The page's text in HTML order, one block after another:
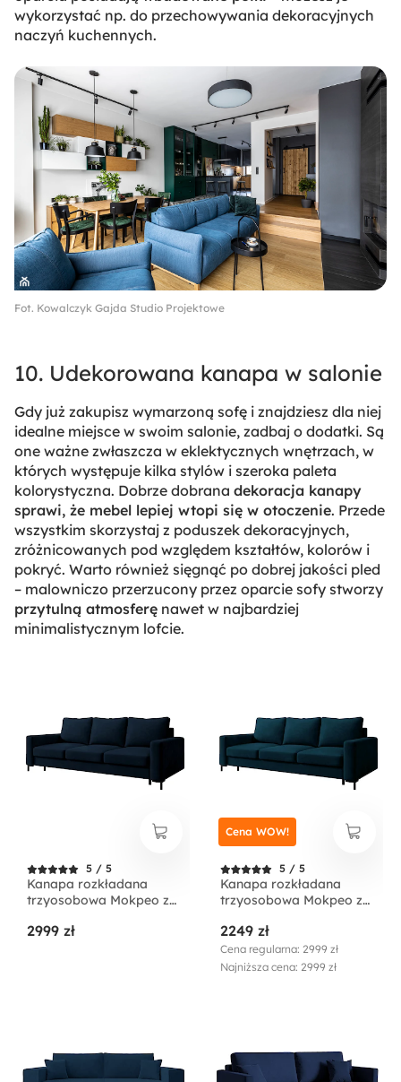
wykorzystać np. do przechowywania dekoracyjnych
naczyń kuchennych.
Fot. Kowalczyk Gajda Studio Projektowe
10. Udekorowana kanapa w salonie
Gdy już zakupisz wymarzoną sofę i znajdziesz dla niej
idealne miejsce w swoim salonie, zadbaj o dodatki. Są
one ważne zwłaszcza w eklektycznych wnętrzach, w
których występuje kilka stylów i szeroka paleta
kolorystyczna. Dobrze dobrana dekoracja kanapy
sprawi, że mebel lepiej wtopi się w otoczenie. Przede
wszystkim skorzystaj z poduszek dekoracyjnych,
zróżnicowanych pod względem kształtów, kolorów i
pokryć. Warto również sięgnąć po dobrej jakości pled
– malowniczo przerzucony przez oparcie sofy stworzy
przytulną atmosferę nawet w najbardziej
minimalistycznym lofcie.
5 / 5
Kanapa rozkładana
trzyosobowa Mokpeo z
welur łatwoczyszczący
2999 zł
5 / 5
Kanapa rozkładana
trzyosobowa Mokpeo z
welur
2249 zł
Cena regularna: 2999 zł
Najniższa cena: 2999 zł
Cena WOW!